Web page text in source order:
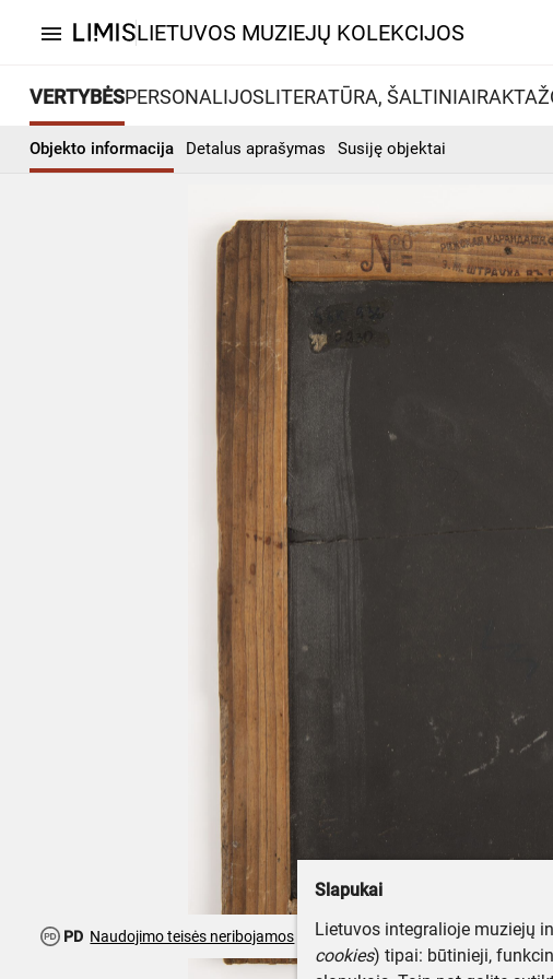
menu LIETUVOS MUZIEJŲ KOLEKCIJOS
VERTYBĖSPERSONALIJOSLITERATŪRA, ŠALTINIAI
Objekto informacija Detalus aprašymas Susiję objektai
PD Naudojimo teisės neribojamos
Slapukai
Lietuvos integralioje muziejų
cookies) tipai: būtinieji,